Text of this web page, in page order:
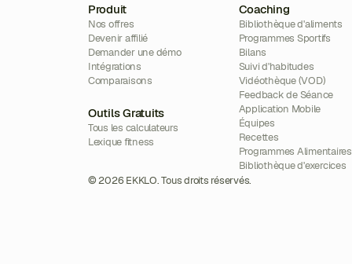
Produit
Nos offres
Devenir affilié
Demander une démo
Intégrations
Comparaisons
Outils Gratuits
Tous les calculateurs
Lexique fitness
Coaching
Bibliothèque d'aliments
Programmes Sportifs
Bilans
Suivi d'habitudes
Vidéothèque (VOD)
Feedback de Séance
Application Mobile
Équipes
Recettes
Programmes Alimentaires
Bibliothèque d'exercices
© 2026 EKKLO. Tous droits réservés.